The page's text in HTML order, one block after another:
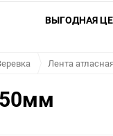
ВЫГОДНАЯ
Лента атласная